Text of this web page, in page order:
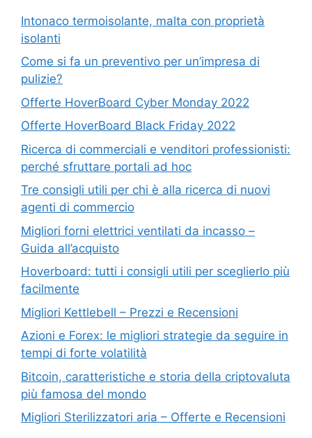
Intonaco termoisolante, malta con proprietà
isolanti
Come si fa un preventivo per un’impresa di
pulizie?
Offerte HoverBoard Cyber Monday 2022
Offerte HoverBoard Black Friday 2022
Ricerca di commerciali e venditori professionisti:
perché sfruttare portali ad hoc
Tre consigli utili per chi è alla ricerca di nuovi
agenti di commercio
Migliori forni elettrici ventilati da incasso –
Guida all’acquisto
Hoverboard: tutti i consigli utili per sceglierlo più
facilmente
Migliori Kettlebell – Prezzi e Recensioni
Azioni e Forex: le migliori strategie da seguire in
tempi di forte volatilità
Bitcoin, caratteristiche e storia della criptovaluta
più famosa del mondo
Migliori Sterilizzatori aria – Offerte e Recensioni